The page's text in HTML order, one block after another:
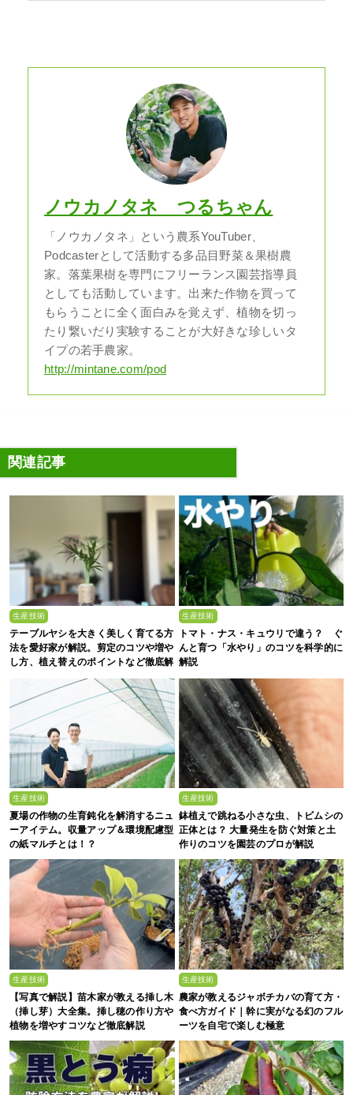
ノウカノタネ つるちゃん
「ノウカノタネ」という農系YouTuber、
Podcasterとして活動する多品目野菜＆果樹農
家。落葉果樹を専門にフリーランス園芸指導員
としても活動しています。出来た作物を買って
もらうことに全く面白みを覚えず、植物を切っ
たり繋いだり実験することが大好きな珍しいタ
イプの若手農家。
http://mintane.com/pod
関連記事
生産技術
テーブルヤシを大きく美しく育てる方
法を愛好家が解説。剪定のコツや増や
し方、植え替えのポイントなど徹底解
生産技術
トマト・ナス・キュウリで違う？ ぐ
んと育つ「水やり」のコツを科学的に
解説
生産技術
夏場の作物の生育鈍化を解消するニュ
ーアイテム。収量アップ＆環境配慮型
の紙マルチとは！？
生産技術
鉢植えで跳ねる小さな虫、トビムシの
正体とは？ 大量発生を防ぐ対策と土
作りのコツを園芸のプロが解説
生産技術
【写真で解説】苗木家が教える挿し木
（挿し芽）大全集。挿し穂の作り方や
植物を増やすコツなど徹底解説
生産技術
農家が教えるジャボチカバの育て方・
食べ方ガイド｜幹に実がなる幻のフル
ーツを自宅で楽しむ極意